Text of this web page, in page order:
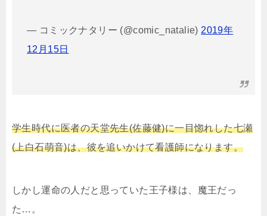
— コミックナタリー (@comic_natalie) 2019年
12月15日
学生時代に医者の天堂先生(佐藤健)に一目惚れした七瀬
(上白石萌音)は、彼を追いかけて看護師になります。
しかし運命の人だと思っていた王子様は、魔王だっ
た…。